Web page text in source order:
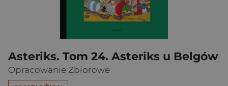
Asteriks. Tom 24. Asteriks u Belgów
Opracowanie Zbiorowe